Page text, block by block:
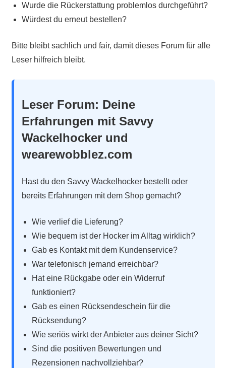
Wurde die Rückerstattung problemlos durchgeführt?
Würdest du erneut bestellen?
Bitte bleibt sachlich und fair, damit dieses Forum für alle
Leser hilfreich bleibt.
Leser Forum: Deine
Erfahrungen mit Savvy
Wackelhocker und
wearewobblez.com
Hast du den Savvy Wackelhocker bestellt oder
bereits Erfahrungen mit dem Shop gemacht?
Wie verlief die Lieferung?
Wie bequem ist der Hocker im Alltag wirklich?
Gab es Kontakt mit dem Kundenservice?
War telefonisch jemand erreichbar?
Hat eine Rückgabe oder ein Widerruf
funktioniert?
Gab es einen Rücksendeschein für die
Rücksendung?
Wie seriös wirkt der Anbieter aus deiner Sicht?
Sind die positiven Bewertungen und
Rezensionen nachvollziehbar?